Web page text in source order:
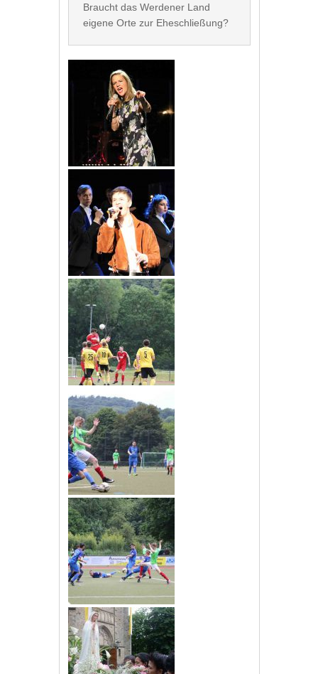
Braucht das Werdener Land